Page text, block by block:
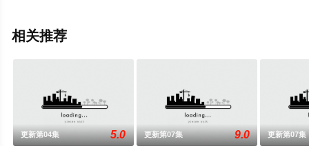
相关推荐
更新第04集 5.0 更新第07集 9.0 更新第07集